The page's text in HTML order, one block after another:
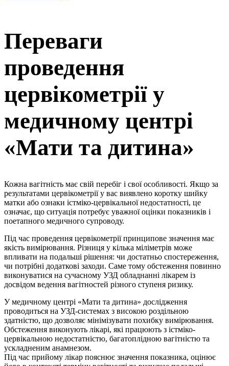
Переваги
проведення
цервікометрії у
медичному центрі
«Мати та дитина»
Кожна вагітність має свій перебіг і свої особливості. Якщо за
результатами цервікометрії у вас виявлено коротку шийку
матки або ознаки істміко-цервікальної недостатності, це
означає, що ситуація потребує уважної оцінки показників і
поетапного медичного супроводу.
Під час проведення цервікометрії принципове значення має
якість вимірювання. Різниця у кілька міліметрів може
впливати на подальші рішення: чи достатньо спостереження,
чи потрібні додаткові заходи. Саме тому обстеження повинно
виконуватися на сучасному УЗД обладнанні лікарем із
досвідом ведення вагітностей різного ступеня ризику.
У медичному центрі «Мати та дитина» дослідження
проводиться на УЗД-системах з високою роздільною
здатністю, що дозволяє мінімізувати похибку вимірювання.
Обстеження виконують лікарі, які працюють з істміко-
цервікальною недостатністю, багатоплідною вагітністю та
ускладненим анамнезом.
Під час прийому лікар пояснює значення показника, оцінює